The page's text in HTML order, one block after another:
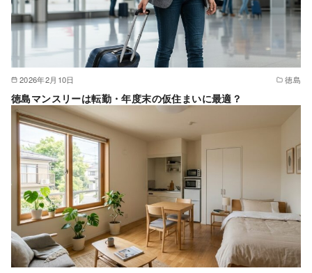
2026年2月10日 徳島
徳島マンスリーは転勤・年度末の仮住まいに最適？